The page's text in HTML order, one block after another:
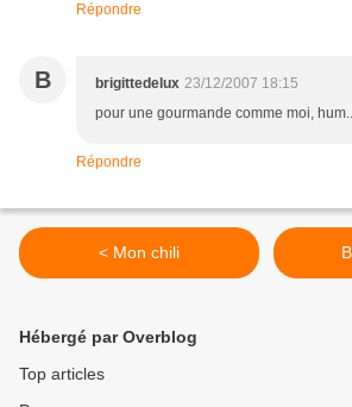
Répondre
B brigittedelux 23/12/2007 18:15
pour une gourmande comme moi,
Répondre
< Mon chili
Hébergé par Overblog
Top articles